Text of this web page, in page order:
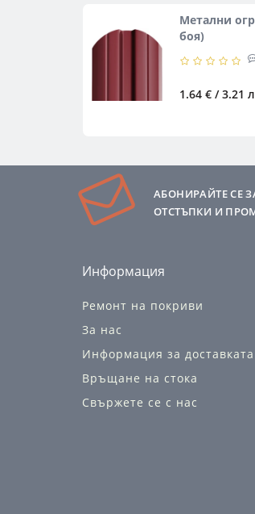
Метални
боя)
1.64 € / 3.21
АБОНИРАЙТЕ СЕ
ОТСТЪПКИ И
Информация
Ремонт на покриви
За нас
Информация за доставката
Връщане на стока
Свържете се с нас